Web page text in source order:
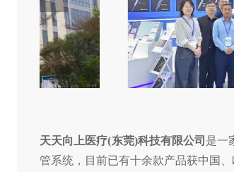
天天向上医疗(东莞)科技有限公司 是一
管系统，目前已有十余款产品获中国